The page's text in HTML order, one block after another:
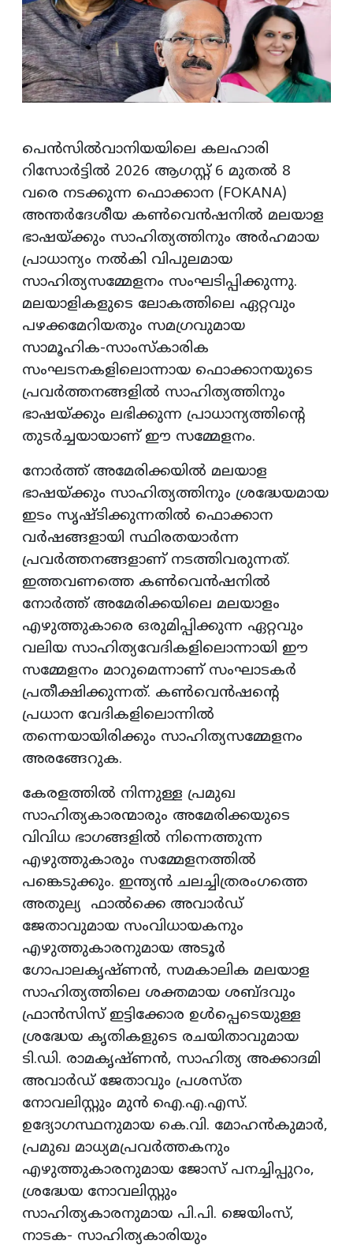
പെന്‍സില്‍വാനിയയിലെ കലഹാരി
റിസോര്‍ട്ടില്‍ 2026 ആഗസ്റ്റ് 6 മുതല്‍ 8
വരെ നടക്കുന്ന ഫൊക്കാന (FOKANA)
അന്തര്‍ദേശീയ കണ്‍വെന്‍ഷനില്‍ മലയാള
ഭാഷയ്ക്കും സാഹിത്യത്തിനും അര്‍ഹമായ
പ്രാധാന്യം നല്‍കി വിപുലമായ
സാഹിത്യസമ്മേളനം സംഘടിപ്പിക്കുന്നു.
മലയാളികളുടെ ലോകത്തിലെ ഏറ്റവും
പഴക്കമേറിയതും സമഗ്രവുമായ
സാമൂഹിക-സാംസ്‌കാരിക
സംഘടനകളിലൊന്നായ ഫൊക്കാനയുടെ
പ്രവര്‍ത്തനങ്ങളില്‍ സാഹിത്യത്തിനും
ഭാഷയ്ക്കും ലഭിക്കുന്ന പ്രാധാന്യത്തിന്റെ
തുടര്‍ച്ചയായാണ് ഈ സമ്മേളനം.
നോര്‍ത്ത് അമേരിക്കയില്‍ മലയാള
ഭാഷയ്ക്കും സാഹിത്യത്തിനും ശ്രദ്ധേയമായ
ഇടം സൃഷ്ടിക്കുന്നതില്‍ ഫൊക്കാന
വര്‍ഷങ്ങളായി സ്ഥിരതയാര്‍ന്ന
പ്രവര്‍ത്തനങ്ങളാണ് നടത്തിവരുന്നത്.
ഇത്തവണത്തെ കണ്‍വെന്‍ഷനില്‍
നോര്‍ത്ത് അമേരിക്കയിലെ മലയാളം
എഴുത്തുകാരെ ഒരുമിപ്പിക്കുന്ന ഏറ്റവും
വലിയ സാഹിത്യവേദികളിലൊന്നായി ഈ
സമ്മേളനം മാറുമെന്നാണ് സംഘാടകര്‍
പ്രതീക്ഷിക്കുന്നത്. കണ്‍വെന്‍ഷന്റെ
പ്രധാന വേദികളിലൊന്നില്‍
തന്നെയായിരിക്കും സാഹിത്യസമ്മേളനം
അരങ്ങേറുക.
കേരളത്തില്‍ നിന്നുള്ള പ്രമുഖ
സാഹിത്യകാരന്മാരും അമേരിക്കയുടെ
വിവിധ ഭാഗങ്ങളില്‍ നിന്നെത്തുന്ന
എഴുത്തുകാരും സമ്മേളനത്തില്‍
പങ്കെടുക്കും. ഇന്ത്യന്‍ ചലച്ചിത്രരംഗത്തെ
അതുല്യ ഫാൽക്കെ അവാർഡ്
ജേതാവുമായ സംവിധായകനും
എഴുത്തുകാരനുമായ അടൂര്‍
ഗോപാലകൃഷ്ണന്‍, സമകാലിക മലയാള
സാഹിത്യത്തിലെ ശക്തമായ ശബ്ദവും
ഫ്രാന്‍സിസ് ഇട്ടിക്കോര ഉള്‍പ്പെടെയുള്ള
ശ്രദ്ധേയ കൃതികളുടെ രചയിതാവുമായ
ടി.ഡി. രാമകൃഷ്ണന്‍, സാഹിത്യ അക്കാദമി
അവാര്‍ഡ് ജേതാവും പ്രശസ്ത
നോവലിസ്റ്റും മുന്‍ ഐ.എ.എസ്.
ഉദ്യോഗസ്ഥനുമായ കെ.വി. മോഹന്‍കുമാര്‍,
പ്രമുഖ മാധ്യമപ്രവര്‍ത്തകനും
എഴുത്തുകാരനുമായ ജോസ് പനച്ചിപ്പുറം,
ശ്രദ്ധേയ നോവലിസ്റ്റും
സാഹിത്യകാരനുമായ പി.പി. ജെയിംസ്,
നാടക- സാഹിത്യകാരിയും